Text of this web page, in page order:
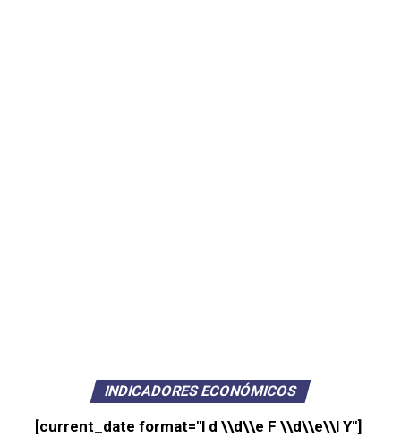
INDICADORES ECONÓMICOS
[current_date format="l d \\d\\e F \\d\\e\\l Y"]